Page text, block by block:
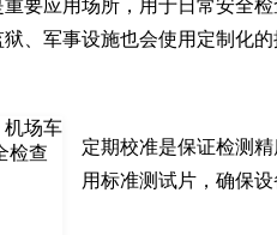
要应用场所，用于日常安全
、军事设施也会使用定制化的
定期校准是保证检测
用标准测试片，确保